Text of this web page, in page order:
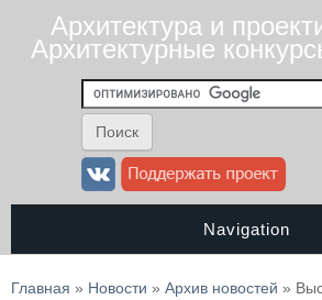
Архитектура и
Архитектурные
Navigation
Вы здесь
Главная » Новости » Архив новостей »